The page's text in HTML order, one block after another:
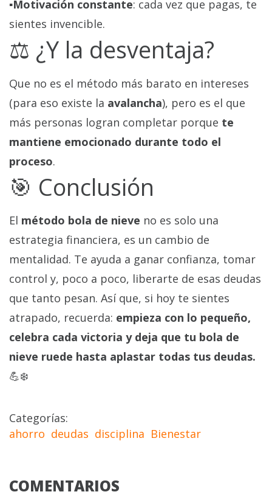
▪️Motivación constante: cada vez que pagas, te
sientes invencible.
⚖️ ¿Y la desventaja?
Que no es el método más barato en intereses
(para eso existe la avalancha), pero es el que
más personas logran completar porque te
mantiene emocionado durante todo el
proceso.
🎯 Conclusión
El método bola de nieve no es solo una
estrategia financiera, es un cambio de
mentalidad. Te ayuda a ganar confianza, tomar
control y, poco a poco, liberarte de esas deudas
que tanto pesan. Así que, si hoy te sientes
atrapado, recuerda: empieza con lo pequeño,
celebra cada victoria y deja que tu bola de
nieve ruede hasta aplastar todas tus deudas.
💪❄️
Categorías
ahorro deudas disciplina Bienestar
COMENTARIOS